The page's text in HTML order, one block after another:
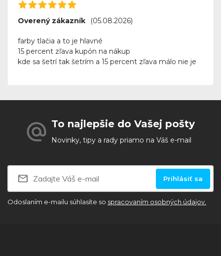
Overený zákazník (05.08.2026)
farby tlačia a to je hlavné
15 percent zľava kupón na nákup
kde sa šetrí tak šetrím a 15 percent zľava málo nie je
To najlepšie do Vašej pošty
Novinky, tipy a rady priamo na Váš e-mail
Prihlásiť sa
Odoslaním e-mailu súhlasíte so spracovaním osobných údajov.